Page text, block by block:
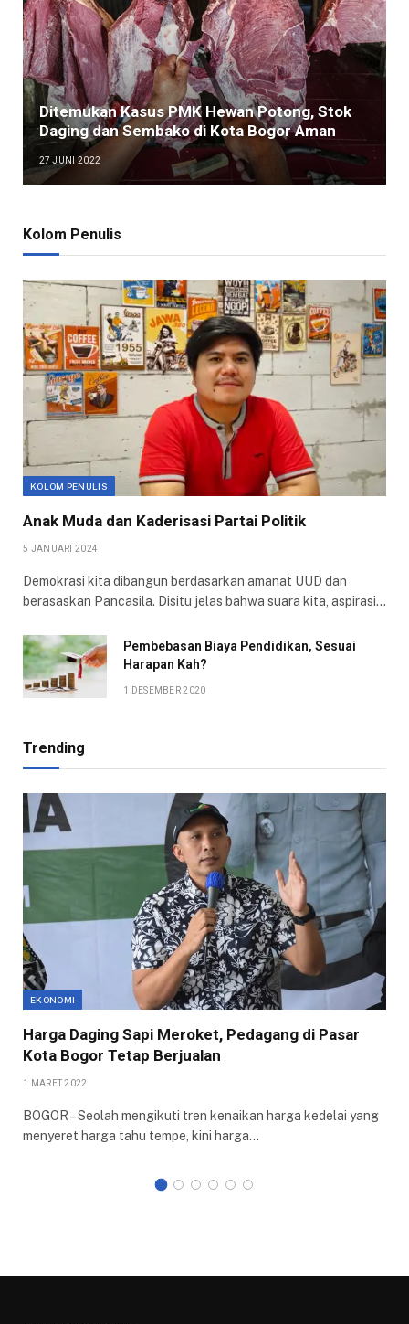
Ditemukan Kasus PMK Hewan Potong, Stok
Daging dan Sembako di Kota Bogor Aman
27 JUNI 2022
Kolom Penulis
KOLOM PENULIS
Anak Muda dan Kaderisasi Partai Politik
5 JANUARI 2024
Demokrasi kita dibangun berdasarkan amanat UUD dan
berasaskan Pancasila. Disitu jelas bahwa suara kita, aspirasi…
Pembebasan Biaya Pendidikan, Sesuai
Harapan Kah?
1 DESEMBER 2020
Trending
EKONOMI
Harga Daging Sapi Meroket, Pedagang di Pasar
Kota Bogor Tetap Berjualan
1 MARET 2022
BOGOR – Seolah mengikuti tren kenaikan harga kedelai yang
menyeret harga tahu tempe, kini harga…